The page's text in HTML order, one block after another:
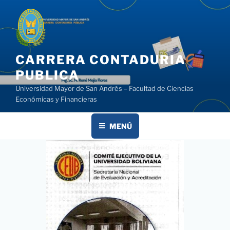
contenido
CARRERA CONTADURIA
PUBLICA
Universidad Mayor de San Andrés – Facultad de Ciencias
Económicas y Financieras
MENÚ